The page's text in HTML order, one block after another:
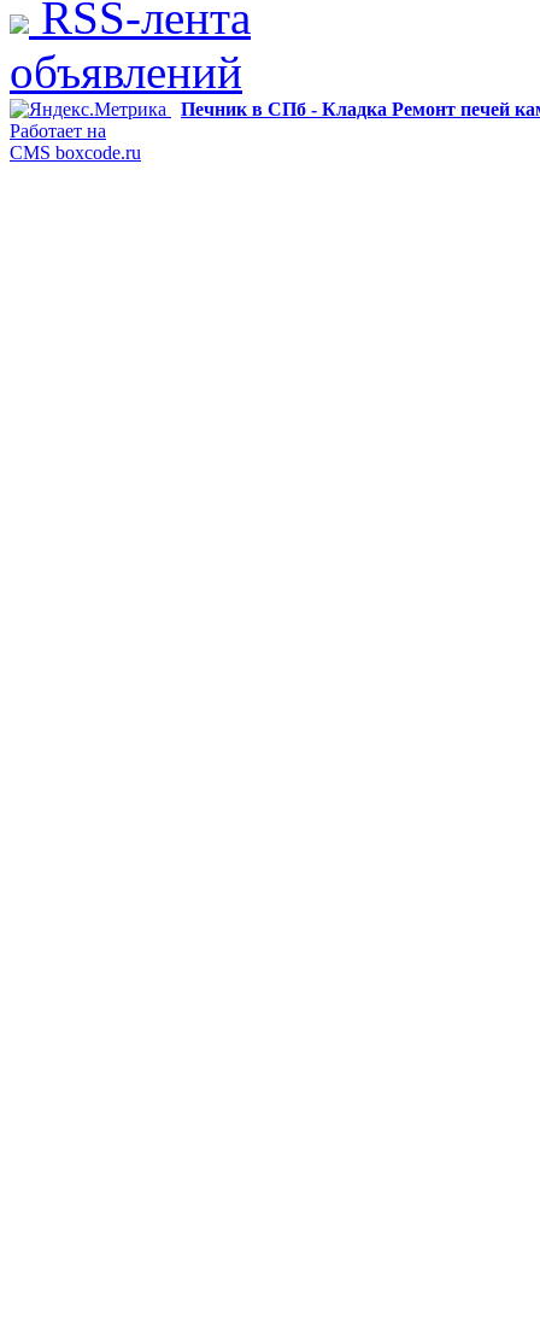
RSS-лента
объявлений
Печник в СПб - Кладка Ремонт печей
Работает на
CMS boxcode.ru